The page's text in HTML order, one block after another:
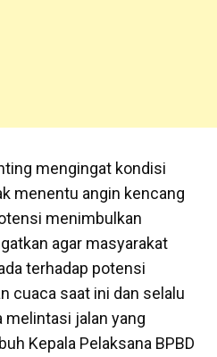
mengingat kondisi
menentu angin kencang
menimbulkan
agar masyarakat
terhadap potensi
cuaca saat ini dan selalu
melintasi jalan yang
Kepala Pelaksana BPBD